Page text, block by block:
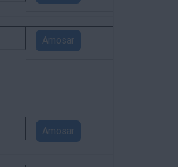
Amosar
Amosar